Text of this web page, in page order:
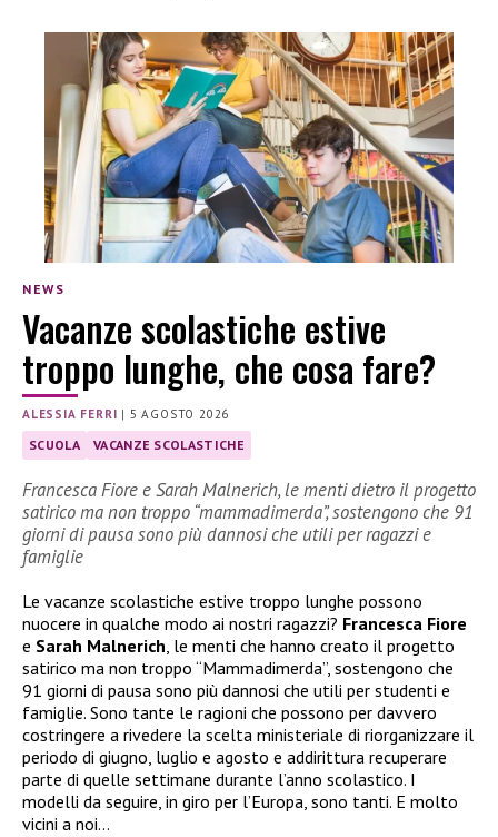
NEWS
Vacanze scolastiche estive
troppo lunghe, che cosa fare?
ALESSIA FERRI | 5 AGOSTO 2026
SCUOLA VACANZE SCOLASTICHE
Francesca Fiore e Sarah Malnerich, le menti dietro il progetto
satirico ma non troppo “mammadimerda”, sostengono che 91
giorni di pausa sono più dannosi che utili per ragazzi e
famiglie
Le vacanze scolastiche estive troppo lunghe possono
nuocere in qualche modo ai nostri ragazzi? Francesca Fiore
e Sarah Malnerich, le menti che hanno creato il progetto
satirico ma non troppo “Mammadimerda”, sostengono che
91 giorni di pausa sono più dannosi che utili per studenti e
famiglie. Sono tante le ragioni che possono per davvero
costringere a rivedere la scelta ministeriale di riorganizzare il
periodo di giugno, luglio e agosto e addirittura recuperare
parte di quelle settimane durante l’anno scolastico. I
modelli da seguire, in giro per l’Europa, sono tanti. E molto
vicini a noi…